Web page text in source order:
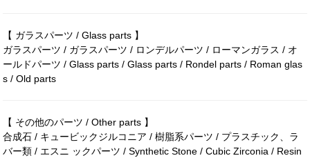
【 ガラスパーツ / Glass parts 】
ガラスパーツ / ガラスパーツ / ロンデルパーツ / ローマンガラス / オ
ールドパーツ / Glass parts / Glass parts / Rondel parts / Roman glas
s / Old parts
【 その他のパーツ / Other parts 】
合成石 / キュービックジルコニア / 樹脂系パーツ / プラスチック、ラ
バー類 / エスニ ックパーツ / Synthetic Stone / Cubic Zirconia / Resin